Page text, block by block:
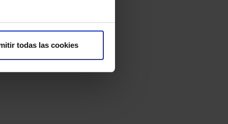
todas las cookies